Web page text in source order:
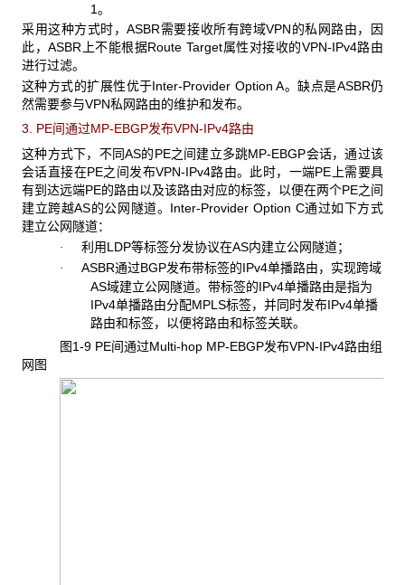
1。
采用这种方式时，ASBR需要接收所有跨域VPN的私网路由，因
此，ASBR上不能根据Route Target属性对接收的VPN-IPv4路由
进行过滤。
这种方式的扩展性优于Inter-Provider Option A。缺点是ASBR仍
然需要参与VPN私网路由的维护和发布。
3. PE间通过MP-EBGP发布VPN-IPv4路由
这种方式下，不同AS的PE之间建立多跳MP-EBGP会话，通过该
会话直接在PE之间发布VPN-IPv4路由。此时，一端PE上需要具
有到达远端PE的路由以及该路由对应的标签，以便在两个PE之间
建立跨越AS的公网隧道。Inter-Provider Option C通过如下方式
建立公网隧道：
· 利用LDP等标签分发协议在AS内建立公网隧道；
· ASBR通过BGP发布带标签的IPv4单播路由，实现跨域
AS域建立公网隧道。带标签的IPv4单播路由是指为
IPv4单播路由分配MPLS标签，并同时发布IPv4单播
路由和标签，以便将路由和标签关联。
图1-9 PE间通过Multi-hop MP-EBGP发布VPN-IPv4路由组
网图